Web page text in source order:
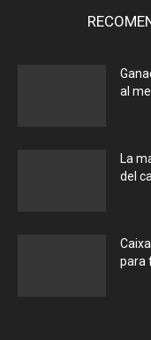
al
La
del
para